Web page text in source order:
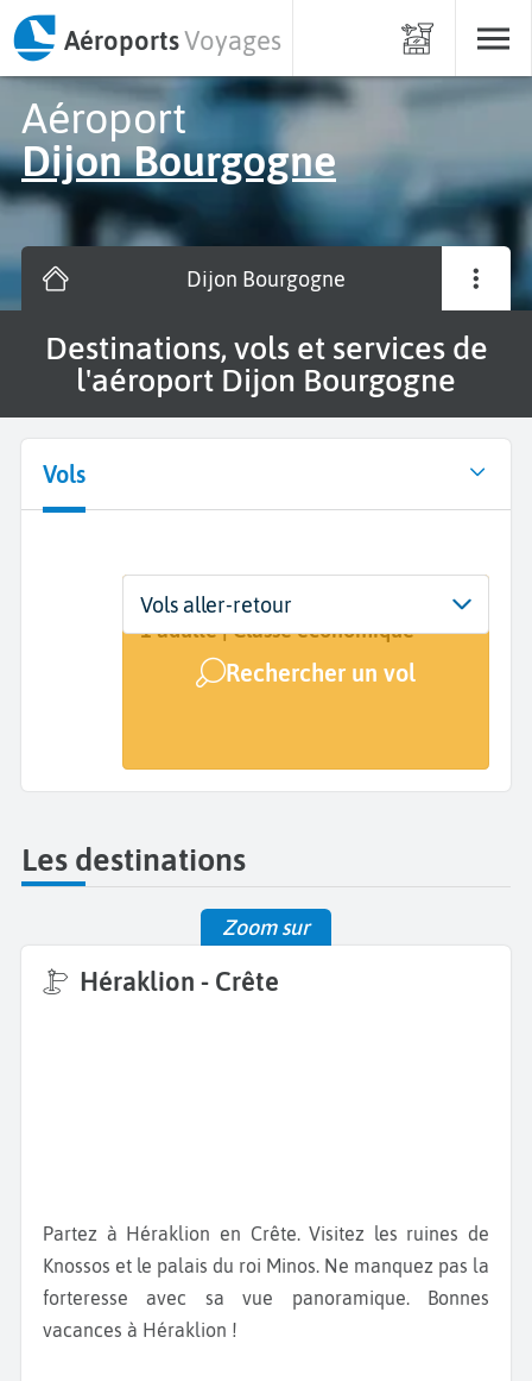
AéroportsVoyages
Aéroport
Dijon Bourgogne
Dijon Bourgogne
Destinations, vols et services de
l'aéroport Dijon Bourgogne
Vols
Départ
Dijon Bourgogne (DIJ)
Dates
Dates de votre voyage
Voyageurs | Classe
1 adulte | Classe économique
Rechercher un vol
Vols aller-retour
Les destinations
Zoom sur
Héraklion - Crête
Partez à Héraklion en Crête. Visitez les ruines de
Knossos et le palais du roi Minos. Ne manquez pas la
forteresse avec sa vue panoramique. Bonnes
vacances à Héraklion !